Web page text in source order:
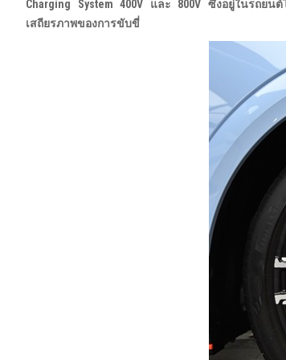
Charging System400V และ 800V ซึ่งอยู่ในรถยน
เสถียรภาพของการขับขี่